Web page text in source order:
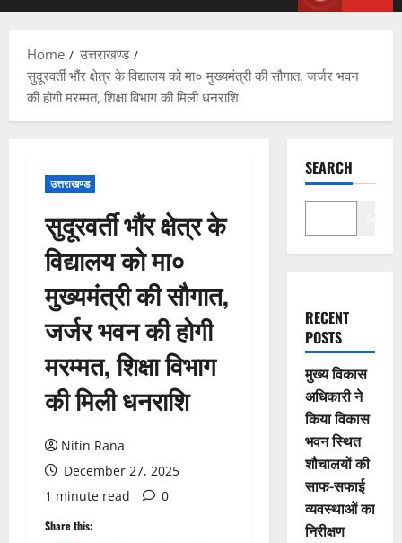
Home
उत्तराखण्ड
सुदूरवर्ती भौंर क्षेत्र के विद्यालय को मा० मुख्यमंत्री की सौगात, जर्जर भवन
की होगी मरम्मत, शिक्षा विभाग की मिली धनराशि
उत्तराखण्ड
सुदूरवर्ती भौंर क्षेत्र के
विद्यालय को मा०
मुख्यमंत्री की सौगात,
जर्जर भवन की होगी
मरम्मत, शिक्षा विभाग
की मिली धनराशि
Nitin Rana
December 27, 2025
1 minute read
0
Share this:
SEARCH
RECENT
POSTS
मुख्य विकास
अधिकारी ने
किया विकास
भवन स्थित
शौचालयों की
साफ-सफाई
व्यवस्थाओं का
निरीक्षण